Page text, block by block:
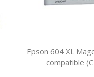
Epson 604 XL
compatible